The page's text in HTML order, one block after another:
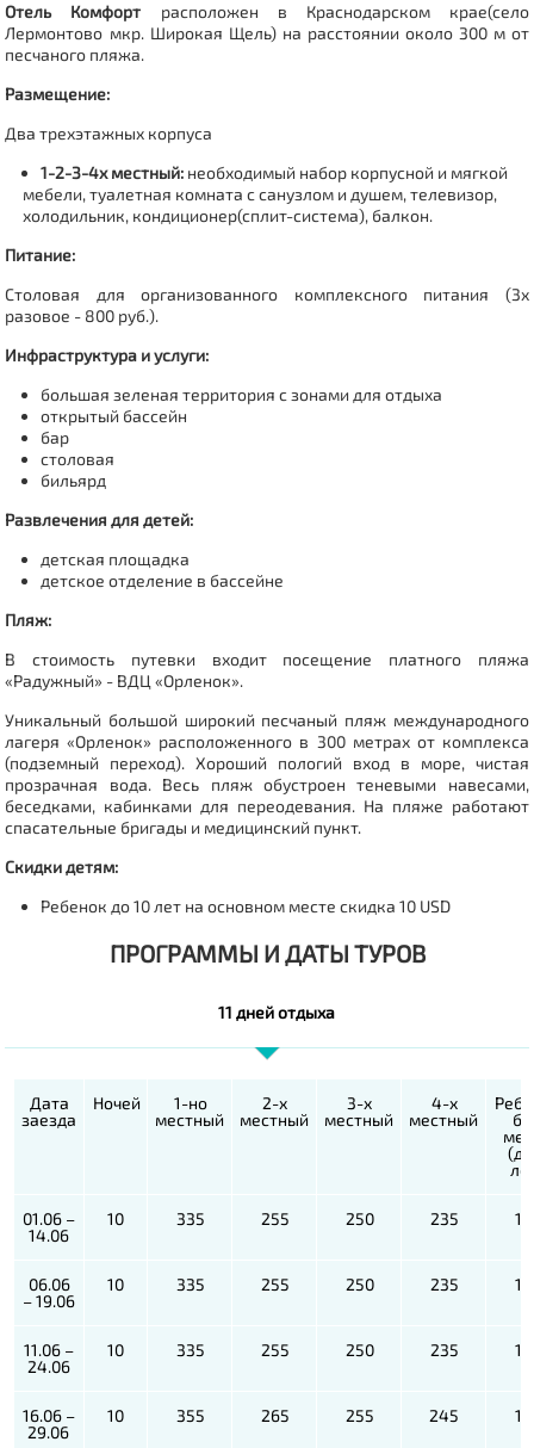
Отель Комфорт расположен в Краснодарском крае(село
Лермонтово мкр. Широкая Щель) на расстоянии около 300 м от
песчаного пляжа.
Размещение:
Два трехэтажных корпуса
1-2-3-4х местный: необходимый набор корпусной и мягкой
мебели, туалетная комната с санузлом и душем, телевизор,
холодильник, кондиционер(сплит-система), балкон.
Питание:
Столовая для организованного комплексного питания (3х
разовое - 800 руб.).
Инфраструктура и услуги:
большая зеленая территория с зонами для отдыха
открытый бассейн
бар
столовая
бильярд
Развлечения для детей:
детская площадка
детское отделение в бассейне
Пляж:
В стоимость путевки входит посещение платного пляжа
«Радужный» - ВДЦ «Орленок».
Уникальный большой широкий песчаный пляж международного
лагеря «Орленок» расположенного в 300 метрах от комплекса
(подземный переход). Хороший пологий вход в море, чистая
прозрачная вода. Весь пляж обустроен теневыми навесами,
беседками, кабинками для переодевания. На пляже работают
спасательные бригады и медицинский пункт.
Скидки детям:
Ребенок до 10 лет на основном месте скидка 10 USD
ПРОГРАММЫ И ДАТЫ ТУРОВ
11 дней отдыха
Дата
заезда
Ночей
1-но
местный
2-х
местный
3-х
местный
4-х
местный
01.06 –
14.06
10 335 255 250 235
06.06
– 19.06
10 335 255 250 235
11.06 –
24.06
10 335 255 250 235
16.06 –
29.06
10 355 265 255 245